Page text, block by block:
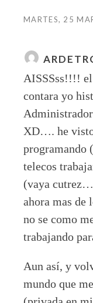
MARTES, 25
AISSSss!!!!
contara yo
XD…. he
programando
telecos
(vaya
ahora mas
no se como
trabajando
Aun así, y
mundo que